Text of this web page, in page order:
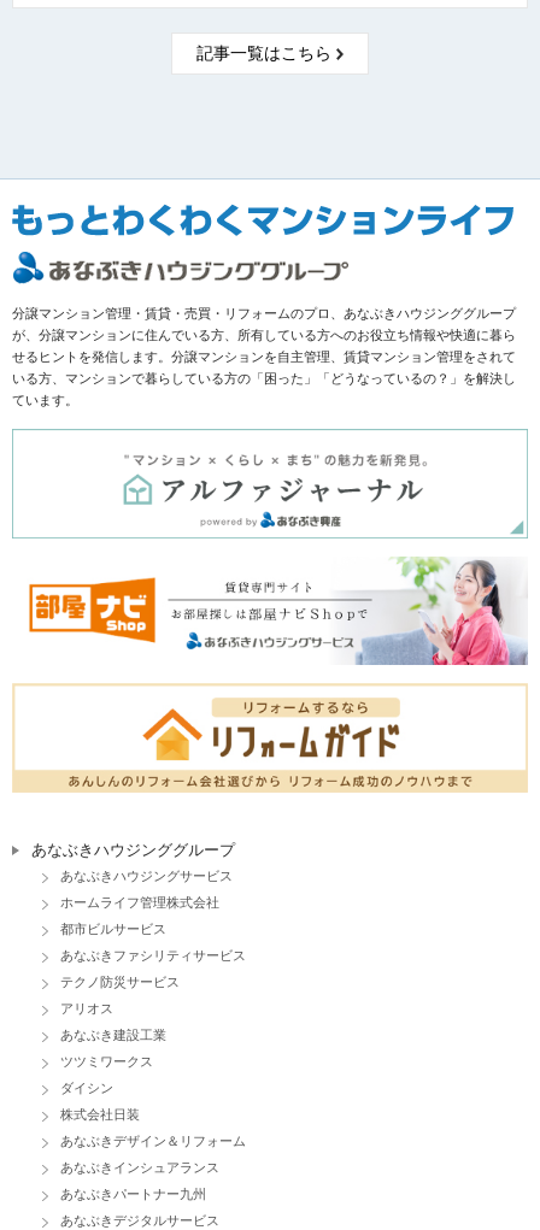
記事一覧はこちら
分譲マンション管理・賃貸・売買・リフォームのプロ、あなぶきハウジンググループ
が、分譲マンションに住んでいる方、所有している方へのお役立ち情報や快適に暮ら
せるヒントを発信します。分譲マンションを自主管理、賃貸マンション管理をされて
いる方、マンションで暮らしている方の「困った」「どうなっているの？」を解決し
ています。
あなぶきハウジンググループ
あなぶきハウジングサービス
ホームライフ管理株式会社
都市ビルサービス
あなぶきファシリティサービス
テクノ防災サービス
アリオス
あなぶき建設工業
ツツミワークス
ダイシン
株式会社日装
あなぶきデザイン＆リフォーム
あなぶきインシュアランス
あなぶきパートナー九州
あなぶきデジタルサービス